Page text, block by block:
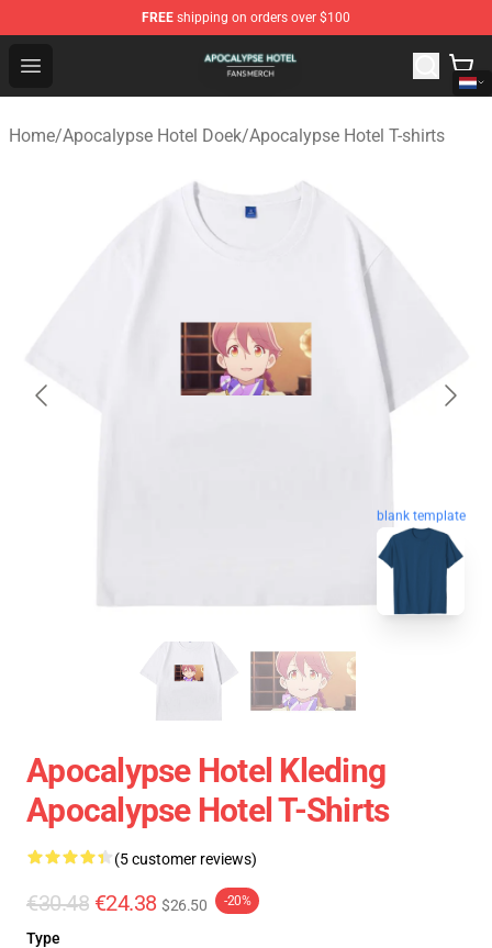
FREE shipping on orders over $100
Open menu
Apocalypse Hotel Shop - Official Apocalypse Hotel
Home/Apocalypse Hotel Doek/Apocalypse Hotel T-shirts
blank template
Apocalypse Hotel Kleding
Apocalypse Hotel T-Shirts
(5 customer reviews)
€30.48 €24.38 $26.50 -20%
Type